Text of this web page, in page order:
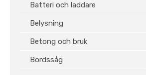
Batteri och laddare
Belysning
Betong och bruk
Bordssåg